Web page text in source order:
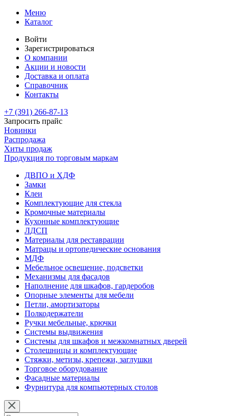
Меню
Каталог
Войти
Зарегистрироваться
О компании
Акции и новости
Доставка и оплата
Справочник
Контакты
+7 (391) 266-87-13
Запросить прайс
Новинки
Распродажа
Хиты продаж
Продукция по торговым маркам
ДВПО и ХДФ
Замки
Клеи
Комплектующие для стекла
Кромочные материалы
Кухонные комплектующие
ЛДСП
Материалы для реставрации
Матрацы и ортопедические основания
МДФ
Мебельное освещение, подсветки
Механизмы для фасадов
Наполнение для шкафов, гардеробов
Опорные элементы для мебели
Петли, амортизаторы
Полкодержатели
Ручки мебельные, крючки
Системы выдвижения
Системы для шкафов и межкомнатных дверей
Столешницы и комплектующие
Стяжки, метизы, крепежи, заглушки
Торговое оборудование
Фасадные материалы
Фурнитура для компьютерных столов